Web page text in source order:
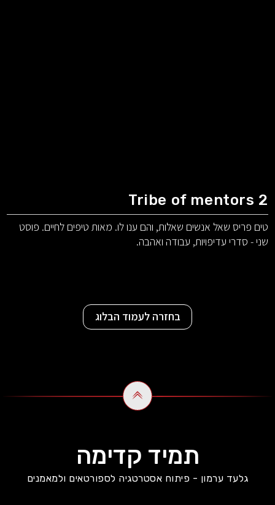
Tribe of mentors 2
טים פריס שאל אנשים שאלות, והם ענו לו. מאות טיפים לחיים. פוסט
שני - סדרי עדיפויות, עבודה ואהבה.
בחזרה לעמוד הבלוג
תמיד קדימה
גלעד ערמון - פיתוח אסטרטגיה לספורטאים ולמאמנים